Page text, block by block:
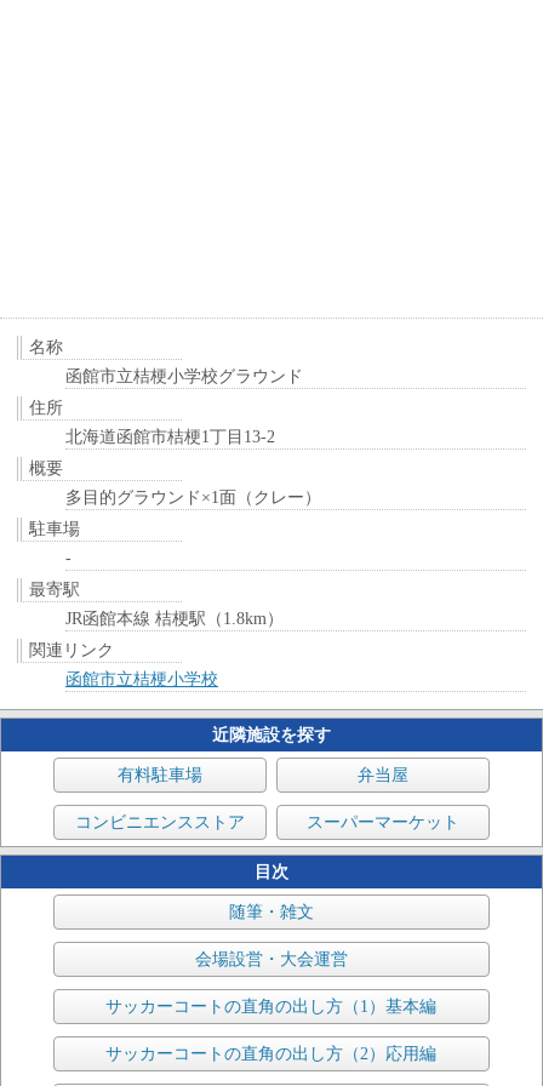
名称
函館市立桔梗小学校グラウンド
住所
北海道函館市桔梗1丁目13-2
概要
多目的グラウンド×1面（クレー）
駐車場
-
最寄駅
JR函館本線 桔梗駅（1.8km）
関連リンク
函館市立桔梗小学校
近隣施設を探す
有料駐車場 弁当屋
コンビニエンスストア スーパーマーケット
目次
随筆・雑文
会場設営・大会運営
サッカーコートの直角の出し方（1）基本編
サッカーコートの直角の出し方（2）応用編